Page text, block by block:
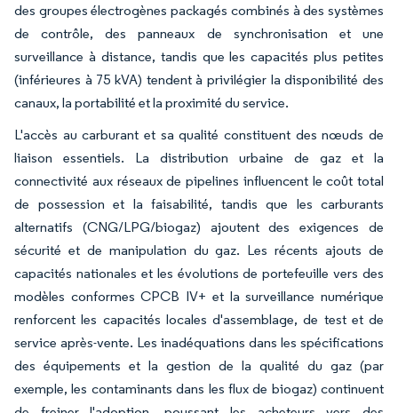
des groupes électrogènes packagés combinés à des systèmes
de contrôle, des panneaux de synchronisation et une
surveillance à distance, tandis que les capacités plus petites
(inférieures à 75 kVA) tendent à privilégier la disponibilité des
canaux, la portabilité et la proximité du service.
L'accès au carburant et sa qualité constituent des nœuds de
liaison essentiels. La distribution urbaine de gaz et la
connectivité aux réseaux de pipelines influencent le coût total
de possession et la faisabilité, tandis que les carburants
alternatifs (CNG/LPG/biogaz) ajoutent des exigences de
sécurité et de manipulation du gaz. Les récents ajouts de
capacités nationales et les évolutions de portefeuille vers des
modèles conformes CPCB IV+ et la surveillance numérique
renforcent les capacités locales d'assemblage, de test et de
service après-vente. Les inadéquations dans les spécifications
des équipements et la gestion de la qualité du gaz (par
exemple, les contaminants dans les flux de biogaz) continuent